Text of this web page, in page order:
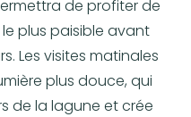
de profiter de
plus paisible avant
Les visites matinales
plus douce, qui
de la lagune et crée